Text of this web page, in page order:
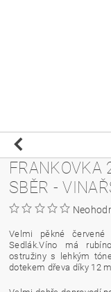
FRANKOVKA
SBĚR -
Velmi pěkné
Sedlák.Víno má
ostružiny s lehkým
dotekem dřeva díky 12